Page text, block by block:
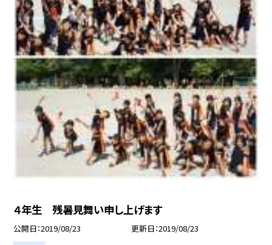
４年生 残暑見舞い申し上げます
公開日 2019/08/23 更新日 2019/08/23